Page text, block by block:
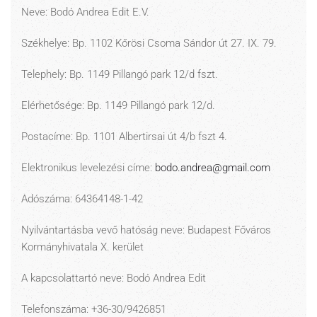
Neve: Bodó Andrea Edit E.V.
Székhelye: Bp. 1102 Kőrösi Csoma Sándor út 27. IX. 79.
Telephely: Bp. 1149 Pillangó park 12/d fszt.
Elérhetősége: Bp. 1149 Pillangó park 12/d.
Postacíme: Bp. 1101 Albertirsai út 4/b fszt 4.
Elektronikus levelezési címe: bodo.andrea@gmail.com
Adószáma: 64364148-1-42
Nyilvántartásba vevő hatóság neve: Budapest Főváros
Kormányhivatala X. kerület
A kapcsolattartó neve: Bodó Andrea Edit
Telefonszáma: +36-30/9426851